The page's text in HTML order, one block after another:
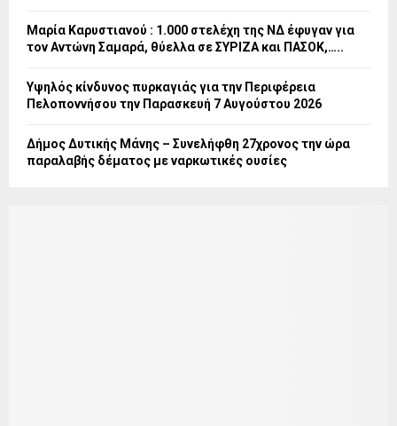
Μαρία Καρυστιανού : 1.000 στελέχη της ΝΔ έφυγαν για
τον Αντώνη Σαμαρά, θύελλα σε ΣΥΡΙΖΑ και ΠΑΣΟΚ,…..
Υψηλός κίνδυνος πυρκαγιάς για την Περιφέρεια
Πελοποννήσου την Παρασκευή 7 Αυγούστου 2026
Δήμος Δυτικής Μάνης – Συνελήφθη 27χρονος την ώρα
παραλαβής δέματος με ναρκωτικές ουσίες